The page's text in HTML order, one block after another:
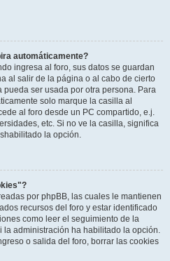
automáticamente?
ingresa al foro, sus datos se guardan
al salir de la página o al cabo de cierto
ser usada por otra persona. Para
solo marque la casilla al
al foro desde un PC compartido, e.j.
etc. Si no ve la casilla, significa
la opción.
por phpBB, las cuales le mantienen
recursos del foro y estar identificado
como leer el seguimiento de la
administración ha habilitado la opción.
o salida del foro, borrar las cookies